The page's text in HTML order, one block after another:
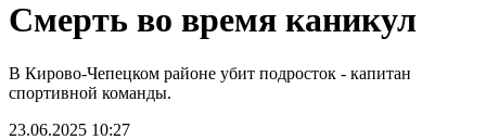
Смерть во время каникул
В Кирово-Чепецком районе убит подросток - капитан
спортивной команды.
23.06.2025 10:27